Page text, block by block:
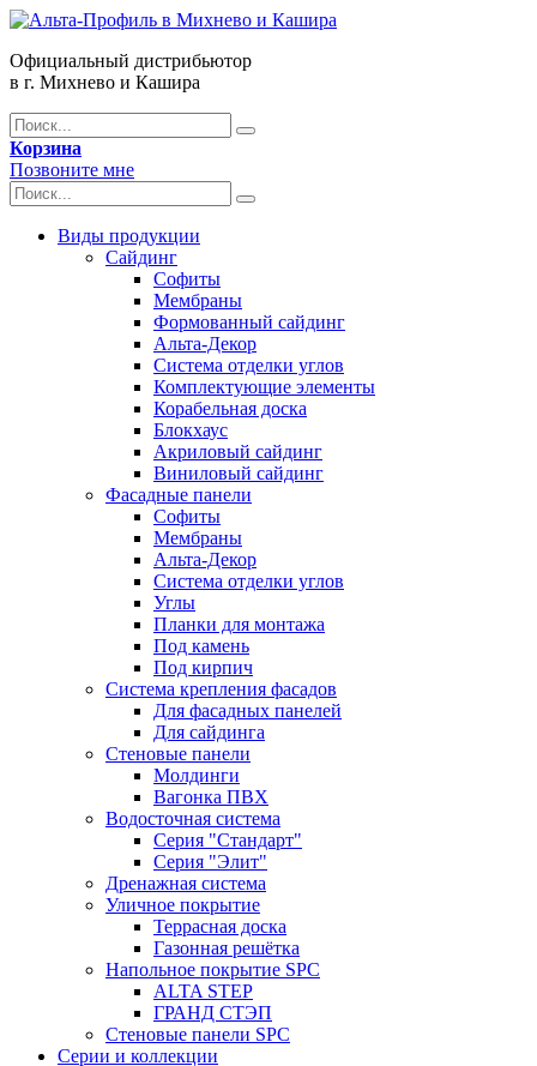
Официальный дистрибьютор
в г. Михнево и Кашира
Корзина
Позвоните мне
Виды продукции
Сайдинг
Софиты
Мембраны
Формованный сайдинг
Альта-Декор
Система отделки углов
Комплектующие элементы
Корабельная доска
Блокхаус
Акриловый сайдинг
Виниловый сайдинг
Фасадные панели
Софиты
Мембраны
Альта-Декор
Система отделки углов
Углы
Планки для монтажа
Под камень
Под кирпич
Система крепления фасадов
Для фасадных панелей
Для сайдинга
Стеновые панели
Молдинги
Вагонка ПВХ
Водосточная система
Серия "Стандарт"
Серия "Элит"
Дренажная система
Уличное покрытие
Террасная доска
Газонная решётка
Напольное покрытие SPC
ALTA STEP
ГРАНД СТЭП
Стеновые панели SPC
Серии и коллекции